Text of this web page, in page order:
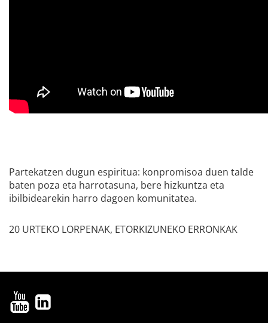
Partekatzen dugun espiritua: konpromisoa duen talde
baten poza eta harrotasuna, bere hizkuntza eta
ibilbidearekin harro dagoen komunitatea.
20 URTEKO LORPENAK, ETORKIZUNEKO ERRONKAK